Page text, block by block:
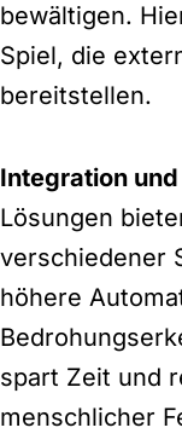
bewältigen.
Spiel, die
bereitstellen.
Integration
Lösungen
verschiedener
höhere
spart Zeit und
menschlicher